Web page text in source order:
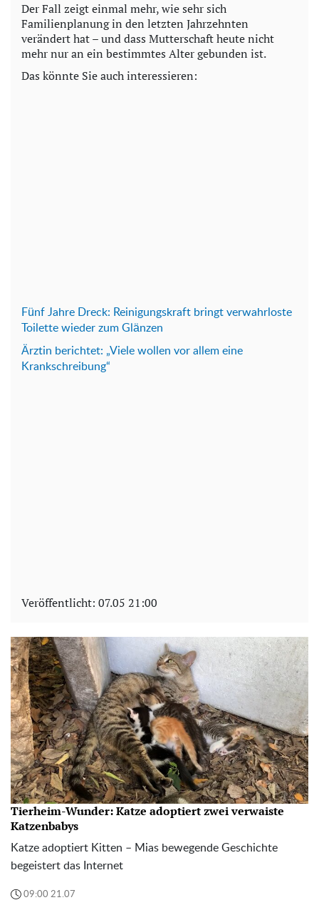
Der Fall zeigt einmal mehr, wie sehr sich
Familienplanung in den letzten Jahrzehnten
verändert hat – und dass Mutterschaft heute nicht
mehr nur an ein bestimmtes Alter gebunden ist.
Das könnte Sie auch interessieren:
Fünf Jahre Dreck: Reinigungskraft bringt verwahrloste
Toilette wieder zum Glänzen
Ärztin berichtet: „Viele wollen vor allem eine
Krankschreibung“
Veröffentlicht: 07.05 21:00
Tierheim-Wunder: Katze adoptiert zwei verwaiste
Katzenbabys
Katze adoptiert Kitten – Mias bewegende Geschichte
begeistert das Internet
09:00 21.07